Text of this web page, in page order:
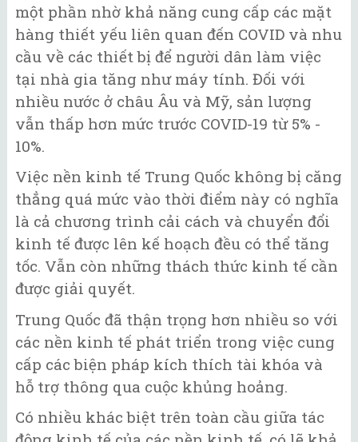
một phần nhờ khả năng cung cấp các mặt
hàng thiết yếu liên quan đến COVID và nhu
cầu về các thiết bị để người dân làm việc
tại nhà gia tăng như máy tính. Đối với
nhiều nước ở châu Âu và Mỹ, sản lượng
vẫn thấp hơn mức trước COVID-19 từ 5% -
10%.
Việc nền kinh tế Trung Quốc không bị căng
thẳng quá mức vào thời điểm này có nghĩa
là cả chương trình cải cách và chuyển đổi
kinh tế được lên kế hoạch đều có thể tăng
tốc. Vẫn còn những thách thức kinh tế cần
được giải quyết.
Trung Quốc đã thận trọng hơn nhiều so với
các nền kinh tế phát triển trong việc cung
cấp các biện pháp kích thích tài khóa và
hỗ trợ thông qua cuộc khủng hoảng.
Có nhiều khác biệt trên toàn cầu giữa tác